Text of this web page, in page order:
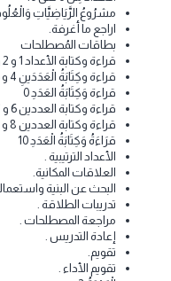
2025 pdf. تحميل كتاب الرياضيات الصف الاول الابتدائي قطر ف1 1446.
الْوَحْدَةُ 1
الأَعْدَادُ مِنْ 0 حَتَّى 10
مشرُوعُ الرَّيَاضِيَّاتِ وَالْعُلُومِ.
اراجع ما أغرفة.
بطاقات المُصطلحات
قراءة وكتابة الأعداد 1 و 2 و 3
قراءة وكِتَابَةُ الْعَدَدَينِ 4 و 5
قراءة وَكِتَابَةُ العَدَدِ 0
قراءة وكتابة العددين 6 و 7 .
قراءة وكتابة العددين 8 و 9.
قرَاءَةُ وَكِتَابَةُ الْعَدَدِ 10
الأعداد الترتيبية .
العلاقات المكانية.